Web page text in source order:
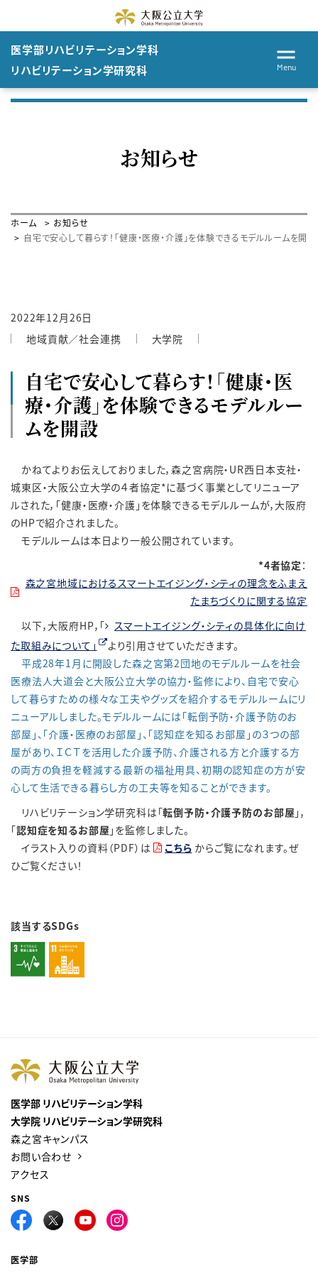
医学部リハビリテーション学科
リハビリテーション学研究科 Menu
お知らせ
ホーム
お知らせ
自宅で安心して暮らす！「健康・医療・介護」を体験できるモデルルームを開設
2022年12月26日
地域貢献／社会連携
大学院
自宅で安心して暮らす！「健康・医
療・介護」を体験できるモデルルー
ムを開設
かねてよりお伝えしておりました，森之宮病院・UR西日本支社・
城東区・大阪公立大学の４者協定*に基づく事業としてリニューア
ルされた， 「健康・医療・介護」を体験できるモデルルームが，大阪府
のHPで紹介されました。
モデルルームは本日より一般公開されています。
*4者協定 ：
森之宮地域におけるスマートエイジング・シティの理念をふまえ
たまちづくりに関する協定
以下，大阪府HP，「
スマートエイジング・シティの具体化に向け
た取組みについて」
より引用させていただきます。
平成28年1月に開設した森之宮第2団地のモデルルームを社会
医療法人大道会と大阪公立大学の協力・監修により、自宅で安心
して暮らすための様々な工夫やグッズを紹介するモデルルームにリ
ニューアルしました。モデルルームには「転倒予防・介護予防のお
部屋」、「介護・医療のお部屋」、「認知症を知るお部屋」の３つの部
屋があり、ＩＣＴを活用した介護予防、介護される方と介護する方
の両方の負担を軽減する最新の福祉用具、初期の認知症の方が安
心して生活できる暮らし方の工夫等を知ることができます。
リハビリテーション学研究科は「転倒予防・介護予防のお部屋 」，
「認知症を知るお部屋 」を監修しました。
イラスト入りの資料（PDF）は
こちら からご覧になれます。ぜ
ひご覧ください！
該当するSDGs
医学部 リハビリテーション学科
大学院 リハビリテーション学研究科
森之宮キャンパス
お問い合わせ
アクセス
SNS
医学部